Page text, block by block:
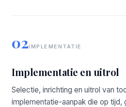
02IMPLEMENTATIE
Implementatie en uitrol
Selectie, inrichting en uitrol van
implementatie-aanpak die op tijd,